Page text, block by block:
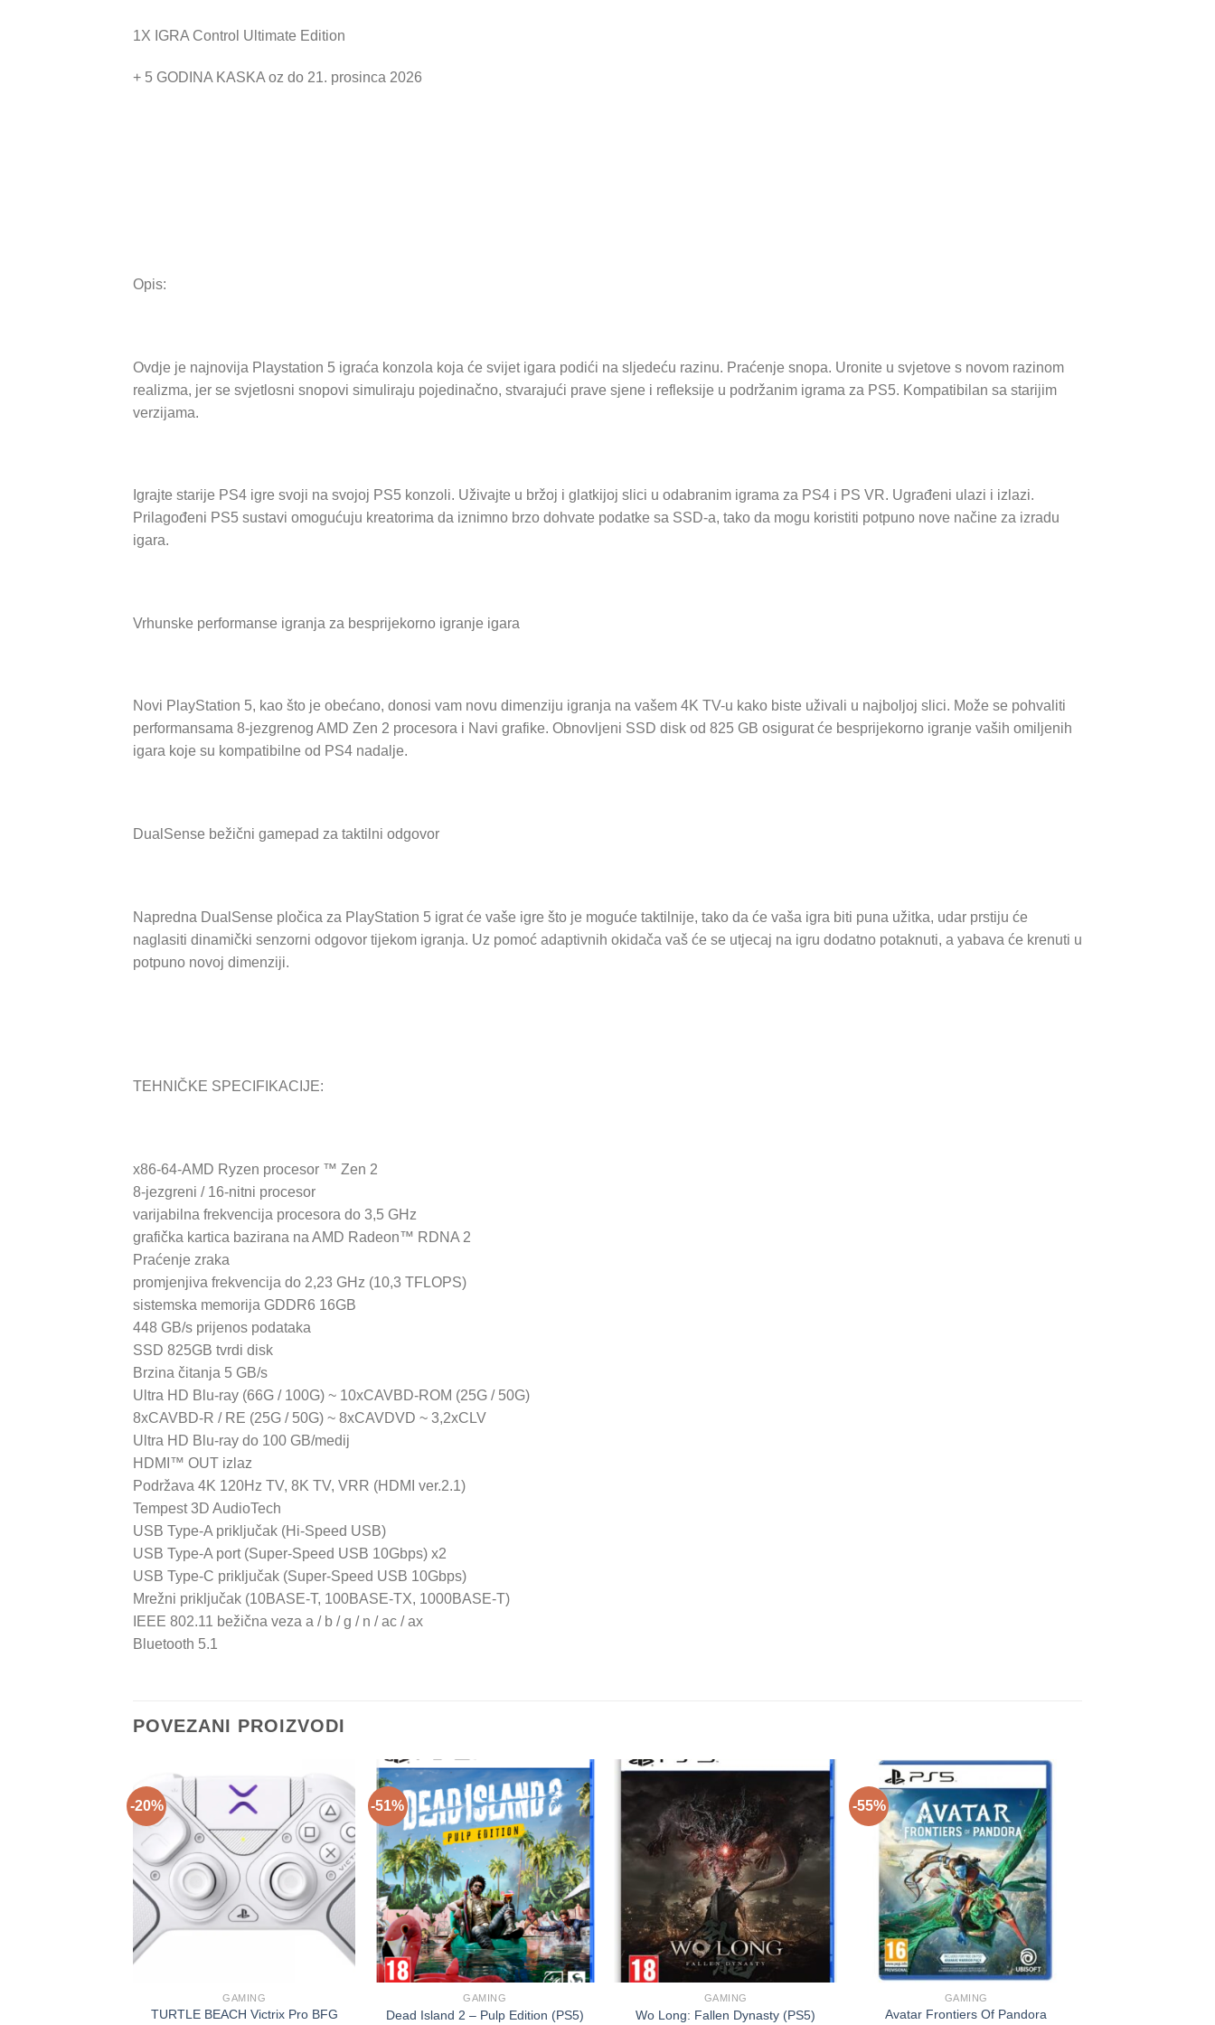
1X IGRA Control Ultimate Edition
+ 5 GODINA KASKA oz do 21. prosinca 2026
Opis:
Ovdje je najnovija Playstation 5 igraća konzola koja će svijet igara podići na sljedeću razinu. Praćenje snopa. Uronite u svjetove s novom razinom
realizma, jer se svjetlosni snopovi simuliraju pojedinačno, stvarajući prave sjene i refleksije u podržanim igrama za PS5. Kompatibilan sa starijim
verzijama.
Igrajte starije PS4 igre svoji na svojoj PS5 konzoli. Uživajte u bržoj i glatkijoj slici u odabranim igrama za PS4 i PS VR. Ugrađeni ulazi i izlazi.
Prilagođeni PS5 sustavi omogućuju kreatorima da iznimno brzo dohvate podatke sa SSD-a, tako da mogu koristiti potpuno nove načine za izradu
igara.
Vrhunske performanse igranja za besprijekorno igranje igara
Novi PlayStation 5, kao što je obećano, donosi vam novu dimenziju igranja na vašem 4K TV-u kako biste uživali u najboljoj slici. Može se pohvaliti
performansama 8-jezgrenog AMD Zen 2 procesora i Navi grafike. Obnovljeni SSD disk od 825 GB osigurat će besprijekorno igranje vaših omiljenih
igara koje su kompatibilne od PS4 nadalje.
DualSense bežični gamepad za taktilni odgovor
Napredna DualSense pločica za PlayStation 5 igrat će vaše igre što je moguće taktilnije, tako da će vaša igra biti puna užitka, udar prstiju će
naglasiti dinamički senzorni odgovor tijekom igranja. Uz pomoć adaptivnih okidača vaš će se utjecaj na igru ​​dodatno potaknuti, a yabava će krenuti u
potpuno novoj dimenziji.
TEHNIČKE SPECIFIKACIJE:
x86-64-AMD Ryzen procesor ™ Zen 2
8-jezgreni / 16-nitni procesor
varijabilna frekvencija procesora do 3,5 GHz
grafička kartica bazirana na AMD Radeon™ RDNA 2
Praćenje zraka
promjenjiva frekvencija do 2,23 GHz (10,3 TFLOPS)
sistemska memorija GDDR6 16GB
448 GB/s prijenos podataka
SSD 825GB tvrdi disk
Brzina čitanja 5 GB/s
Ultra HD Blu-ray (66G / 100G) ~ 10xCAVBD-ROM (25G / 50G)
8xCAVBD-R / RE (25G / 50G) ~ 8xCAVDVD ~ 3,2xCLV
Ultra HD Blu-ray do 100 GB/medij
HDMI™ OUT izlaz
Podržava 4K 120Hz TV, 8K TV, VRR (HDMI ver.2.1)
Tempest 3D AudioTech
USB Type-A priključak (Hi-Speed ​​USB)
USB Type-A port (Super-Speed ​​USB 10Gbps) x2
USB Type-C priključak (Super-Speed ​​USB 10Gbps)
Mrežni priključak (10BASE-T, 100BASE-TX, 1000BASE-T)
IEEE 802.11 bežična veza a / b / g / n / ac / ax
Bluetooth 5.1
POVEZANI PROIZVODI
-20%
GAMING
TURTLE BEACH Victrix Pro BFG
-51%
GAMING
Dead Island 2 – Pulp Edition (PS5)
GAMING
Wo Long: Fallen Dynasty (PS5)
-55%
GAMING
Avatar Frontiers Of Pandora